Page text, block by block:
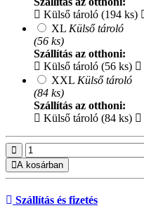
Külső tároló (194 ks)
XL Külső tároló
(56 ks)
Szállítás az otthoni:
Külső tároló (56 ks)
XXL Külső tároló
(84 ks)
Szállítás az otthoni:
Külső tároló (84 ks)
A kosárban
Szállítás és fizetés